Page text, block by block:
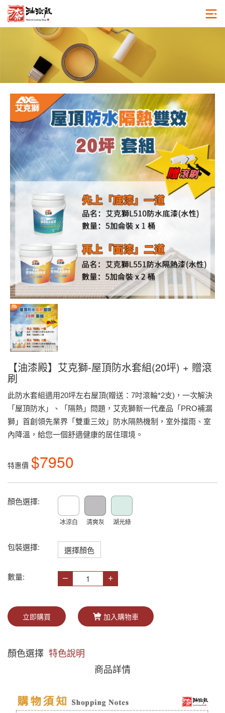
【油漆殿】艾克獅-屋頂防水套組(20坪) + 贈滾
刷
此防水套組適用20坪左右屋頂(贈送：7吋滾輪*2支)，一次解決
「屋頂防水」、「隔熱」問題，艾克獅新一代產品「PRO補漏
獅」首創領先業界「雙重三效」防水隔熱機制，室外擋雨、室
內降溫，給您一個舒適健康的居住環境。
特惠價 $7950
顏色選擇:
冰涼白 清爽灰 湖光綠
包裝選擇: 選擇顏色
數量: – +
立即購買 加入購物車
顏色選擇 特色說明
商品詳情